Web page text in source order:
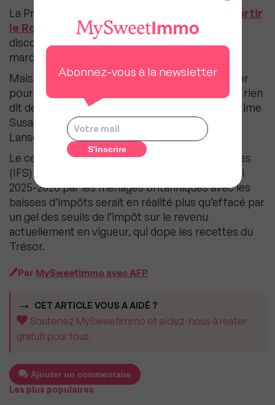
La Première ministre a promis
mercredi de sortir
le Royaume-Uni « de la tempête »lors d’un
discours au cours d’un congrès conservateur
marqué par les doutes et les dissensions.
Mais « les problèmes ne cessent de s’accumuler
pour l’administration Truss » et la dirigeante n’a rien
dit de nouveau pour rassurer les marchés », estime
Susannah Streeter, analyste chez Hargreaves
Lansdown.
Le centre de réflexion Institute for Fiscal Studies
(IFS) a calculé jeudi que l’argent économisé d’ici
2025-2026 par les ménages britanniques avec les
baisses d’impôts serait en réalité plus qu’effacé par
un gel des seuils de l’impôt sur le revenu
actuellement en vigueur, qui dope les recettes du
Trésor.
Par MySweetImmo avec AFP
CET ARTICLE VOUS A AIDÉ ?
Soutenez MySweetImmo et aidez-nous à rester
gratuit pour tous.
Ajouter un commentaire
Les plus populaires
Abonnez-vous à la newsletter